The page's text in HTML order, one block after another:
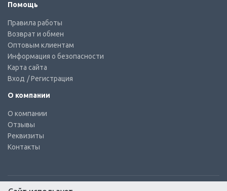
Помощь
Правила работы
Возврат и обмен
Оптовым клиентам
Информация о безопасности
Карта сайта
Вход / Регистрация
О компании
О компании
Отзывы
Реквизиты
Контакты